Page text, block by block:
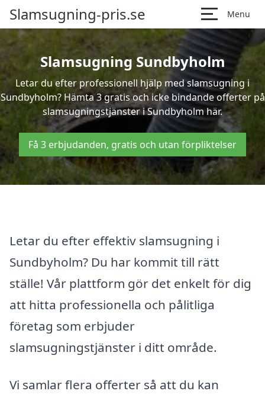
Slamsugning-pris.se Menu
Slamsugning Sundbyholm
Letar du efter professionell hjälp med slamsugning i
Sundbyholm? Hämta 3 gratis och icke bindande offerter på
slamsugningstjänster i Sundbyholm här.
Få 3 erbjudanden, gratis och utan förpliktelser
Letar du efter effektiv slamsugning i
Sundbyholm? Du har kommit till rätt
ställe! Vår plattform gör det enkelt för dig
att hitta professionella och pålitliga
företag som erbjuder
slamsugningstjänster i ditt område.
Vi samlar flera offerter så att du kan